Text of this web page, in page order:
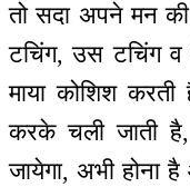
तो सदा अपने मन
टचिंग, उस टचिंग व
माया कोशिश
करके चली जाती
जायेगा, अभी होना